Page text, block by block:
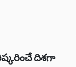
దిశగా